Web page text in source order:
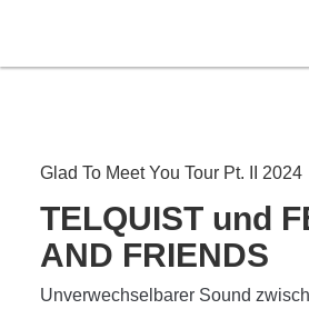
Glad To Meet You Tour Pt. II 2024
TELQUIST und
AND FRIENDS
Unverwechselbarer Sound